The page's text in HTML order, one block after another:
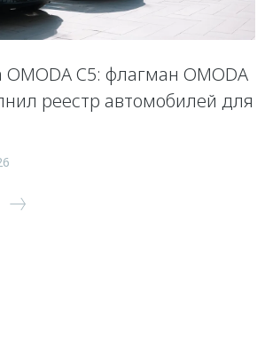
OMODA C5: флагман OMODA
реестр автомобилей для